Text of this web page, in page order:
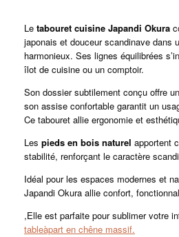
Le tabouret cuisine Japandi Okura
japonais et douceur scandinave dans
harmonieux. Ses lignes équilibrées
îlot de cuisine ou un comptoir.
Son dossier subtilement conçu offre
son assise confortable garantit un
Ce tabouret allie ergonomie et
Les pieds en bois naturel apportent
stabilité, renforçant le caractère
Idéal pour les espaces modernes et
Japandi Okura allie confort,
,Elle est parfaite pour sublimer votre
tableàpart en chêne massif.